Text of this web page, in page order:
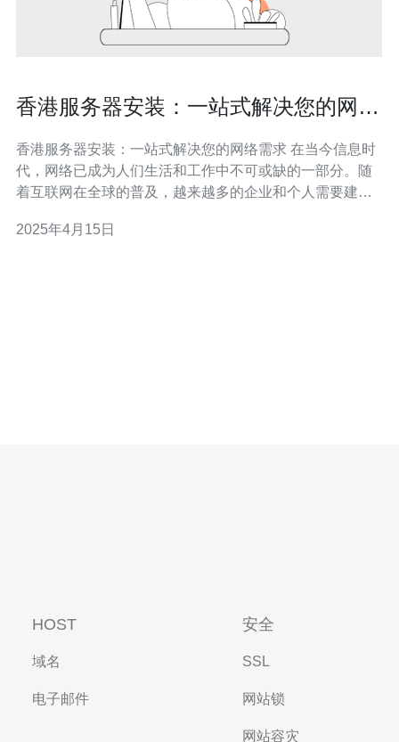
香港服务器安装：一站式解决您的网络
香港服务器安装：一站式解决您的网络需求 在当今信息时
代，网络已成为人们生活和工作中不可或缺的一部分。随
着互联网在全球的普及，越来越多的企业和个人需要建立
承担着存储和传输数据的重要任务。本文将介绍香港服务
2025年4月15日
HOST
域名
电子邮件
安全
SSL
网站锁
网站容灾